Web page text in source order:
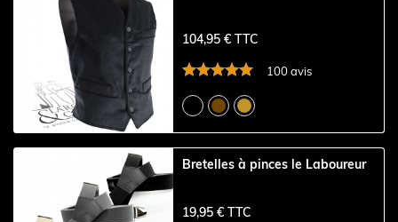
104,95 € TTC
100 avis
Bretelles à pinces le Laboureur
19,95 € TTC